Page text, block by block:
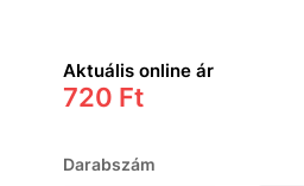
Aktuális online ár
720 Ft
Darabszám